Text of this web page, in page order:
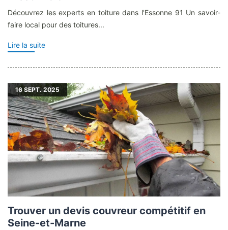
Découvrez les experts en toiture dans l'Essonne 91 Un savoir-
faire local pour des toitures...
Lire la suite
16 SEPT. 2025
Trouver un devis couvreur compétitif en
Seine-et-Marne